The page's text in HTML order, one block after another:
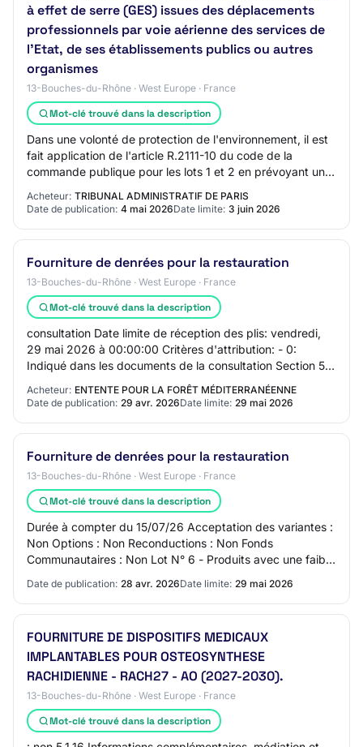
à effet de serre (GES) issues des déplacements
professionnels par voie aérienne des services de
l’Etat, de ses établissements publics ou autres
organismes
13-Bouches-du-Rhône · West Europe · France
Mot-clé trouvé dans la description
Dans une volonté de protection de l'environnement, il est
fait application de l'article R.2111-10 du code de la
commande publique pour les lots 1 et 2 en prévoyant une
Acheteur: TRIBUNAL ADMINISTRATIF DE PARIS
Date de publication: 4 mai 2026Date limite: 3 juin 2026
Fourniture de denrées pour la restauration
13-Bouches-du-Rhône · West Europe · France
Mot-clé trouvé dans la description
consultation Date limite de réception des plis: vendredi,
29 mai 2026 à 00:00:00 Critères d'attribution: - 0:
Indiqué dans les documents de la consultation Section 5 -
Lots Lot 1: LOT-0001 - Fruits e…
Acheteur: ENTENTE POUR LA FORÊT MÉDITERRANÉENNE
Date de publication: 29 avr. 2026Date limite: 29 mai 2026
Fourniture de denrées pour la restauration
13-Bouches-du-Rhône · West Europe · France
Mot-clé trouvé dans la description
Durée à compter du 15/07/26 Acceptation des variantes :
Non Options : Non Reconductions : Non Fonds
Communautaires : Non Lot N° 6 - Produits avec une faible
Date de publication: 28 avr. 2026Date limite: 29 mai 2026
FOURNITURE DE DISPOSITIFS MEDICAUX
IMPLANTABLES POUR OSTEOSYNTHESE
RACHIDIENNE - RACH27 - AO (2027-2030).
13-Bouches-du-Rhône · West Europe · France
Mot-clé trouvé dans la description